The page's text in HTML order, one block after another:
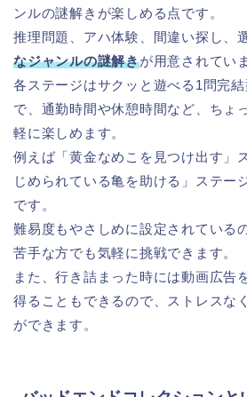
ンルの謎解きが楽しめる点です。
推理問題、アハ体験、間違い探し、
なジャンルの謎解きが用意されてい
各ステージはサクッと遊べる1問完
で、通勤時間や休憩時間など、ちょ
軽に楽しめます。
例えば「黄金なめこを見つけ出す」
じめられている亀を助ける」ステー
です。
難易度もやさしめに設定されている
苦手な方でも気軽に挑戦できます。
また、行き詰まった時には動画広告
得ることもできるので、ストレスな
ができます。